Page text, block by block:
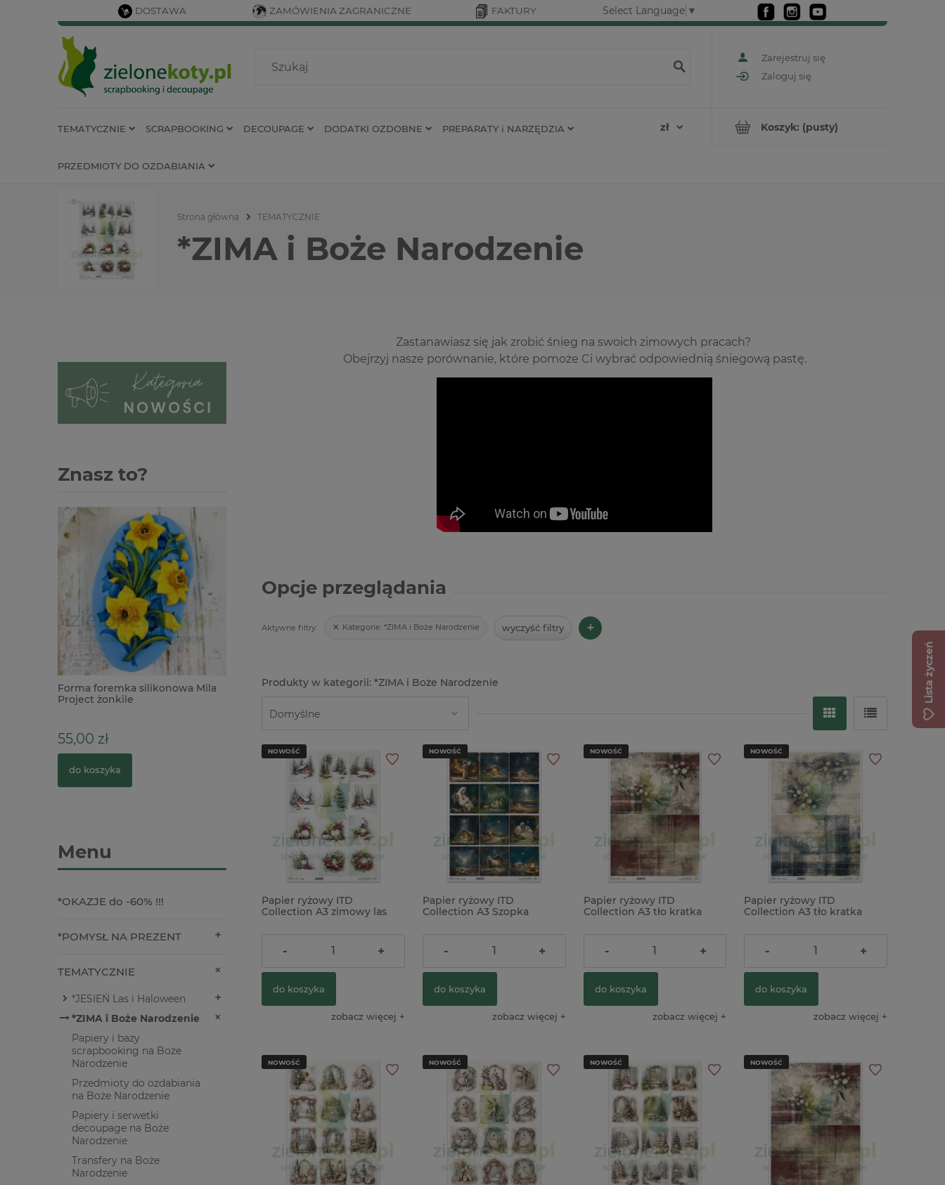
DOSTAWA ZAMÓWIENIA ZAGRANICZNE FAKTURY Select Language ▼
Zarejestruj się
Zaloguj się
Koszyk: (pusty)
TEMATYCZNIE SCRAPBOOKING DECOUPAGE DODATKI OZDOBNE PREPARATY i NARZĘDZIA
PRZEDMIOTY DO OZDABIANIA
Strona główna TEMATYCZNIE
*ZIMA i Boże Narodzenie
Znasz to?
Wycinanka 3D SnipArt
Kamieniczka 12cm
10,90 zł
do koszyka
Menu
*OKAZJE do -60% !!!
*POMYSŁ NA PREZENT
TEMATYCZNIE
*JESIEŃ Las i Haloween
*ZIMA i Boże Narodzenie
Papiery i bazy
scrapbooking na Boże
Narodzenie
Przedmioty do ozdabiania
na Boże Narodzenie
Papiery i serwetki
decoupage na Boże
Narodzenie
Transfery na Boże
Narodzenie
Opcje przeglądania
Aktywne filtry: Kategorie: *ZIMA i Boże Narodzenie wyczyść filtry +
Zastanawiasz się jak zrobić śnieg na swoich zimowych pracach?
Obejrzyj nasze porównanie, które pomoże Ci wybrać odpowiednią śniegową pastę.
*ZIMA i Boże Narodzenie
Papier ryżowy ITD
Collection A3 zimowy las
16,90 zł
- +
do koszyka
zobacz więcej
NOWOŚĆ
Papier ryżowy ITD
Collection A3 Szopka
16,90 zł
- +
do koszyka
zobacz więcej
NOWOŚĆ
Papier ryżowy ITD
Collection A3 tło kratka
16,90 zł
- +
do koszyka
zobacz więcej
NOWOŚĆ
Papier ryżowy ITD
Collection A3 tło kratka
16,90 zł
- +
do koszyka
zobacz więcej
NOWOŚĆ
NOWOŚĆ NOWOŚĆ NOWOŚĆ NOWOŚĆ
Lista życzeń